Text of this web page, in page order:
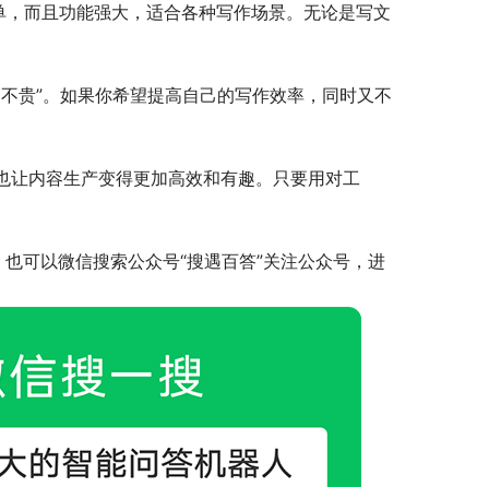
而且功能强大，适合各种写作场景。无论是写文
贵”。如果你希望提高自己的写作效率，同时又不
内容生产变得更加高效和有趣。只要用对工
可以微信搜索公众号“搜遇百答”关注公众号，进